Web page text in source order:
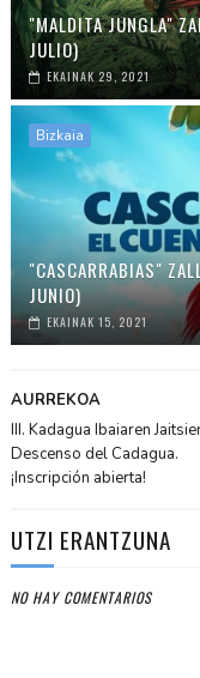
"MALDITA JUNGLA"
JULIO)
EKAINAK 29, 2021
Bizkaia
"CASCARRABIAS"
JUNIO)
EKAINAK 15, 2021
AURREKOA
III. Kadagua Ibaiaren
Descenso del Cadagua.
¡Inscripción abierta!
UTZI ERANTZUNA
NO HAY COMENTARIOS